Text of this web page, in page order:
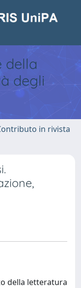
della
degli
in rivista
della letteratura